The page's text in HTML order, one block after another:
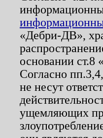
«Дебри-ДВ»,
основании
Согласно
не несут
ущемляющих